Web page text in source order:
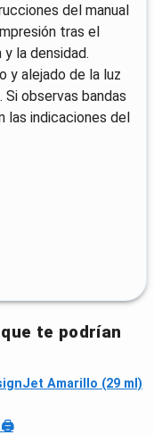
del manual
tras el
la densidad.
y alejado de la luz
observas bandas
las indicaciones del
te podrían
Amarillo (29 ml)
🖨